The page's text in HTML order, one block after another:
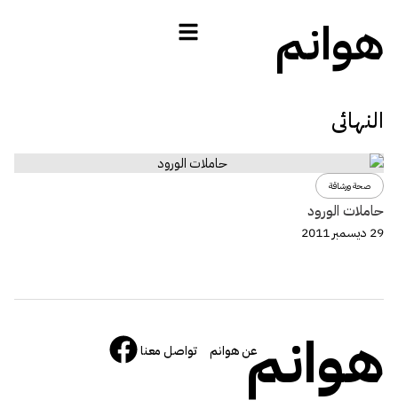
هوانم
النهائى
صحة ورشاقة
حاملات الورود
29 ديسمبر 2011
هوانمعن هوانم تواصل معنا